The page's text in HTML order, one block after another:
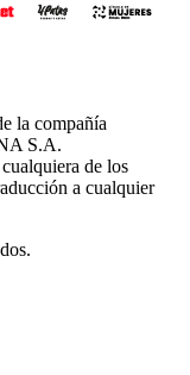
la compañía
S.A.
de los
a cualquier